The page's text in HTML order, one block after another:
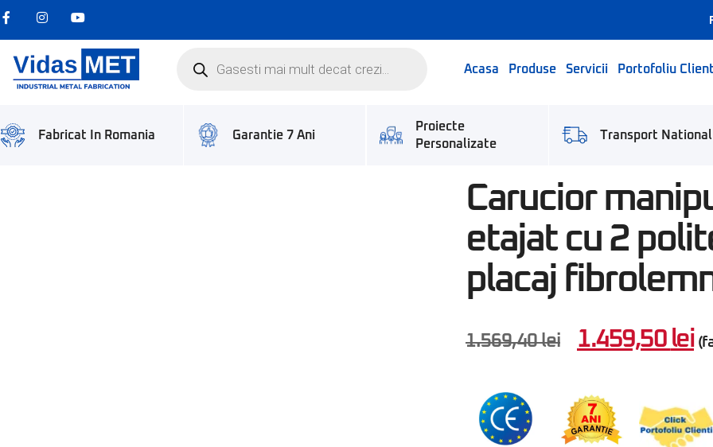
Acasa Produse Servicii Portofoliu
Fabricat In Romania Garantie 7 Ani
Proiecte
Personalizate
Transport National
Carucior
etajat cu 2
placaj
1.569,40lei 1.459,50 lei